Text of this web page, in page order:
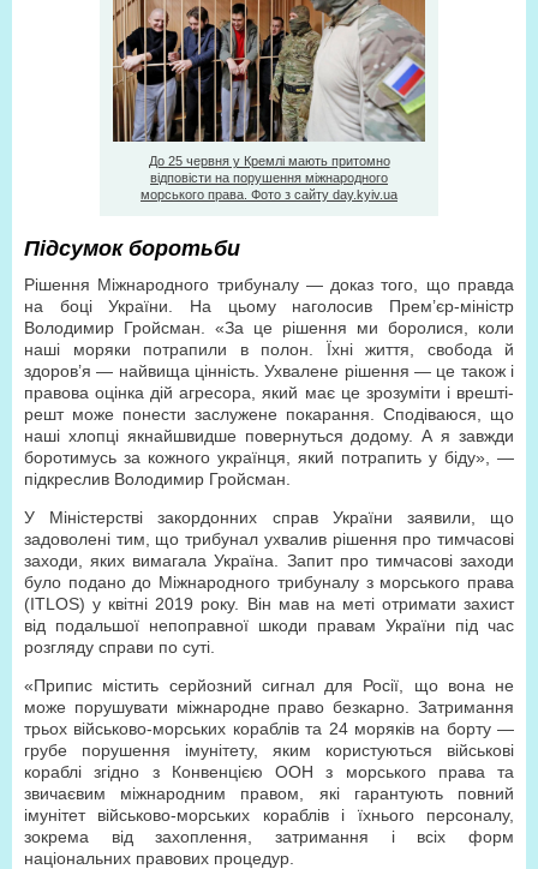
До 25 червня у Кремлі мають притомно
відповісти на порушення міжнародного
морського права. Фото з сайту day.kyiv.ua
Підсумок боротьби
Рішення Міжнародного трибуналу — доказ того, що правда
на боці України. На цьому наголосив Прем’єр-міністр
Володимир Гройсман. «За це рішення ми боролися, коли
наші моряки потрапили в полон. Їхні життя, свобода й
здоров’я — найвища цінність. Ухвалене рішення — це також і
правова оцінка дій агресора, який має це зрозуміти і врешті-
решт може понести заслужене покарання. Сподіваюся, що
наші хлопці якнайшвидше повернуться додому. А я завжди
боротимусь за кожного українця, який потрапить у біду», —
підкреслив Володимир Гройсман.
У Міністерстві закордонних справ України заявили, що
задоволені тим, що трибунал ухвалив рішення про тимчасові
заходи, яких вимагала Україна. Запит про тимчасові заходи
було подано до Міжнародного трибуналу з морського права
(ITLOS) у квітні 2019 року. Він мав на меті отримати захист
від подальшої непоправної шкоди правам України під час
розгляду справи по суті.
«Припис містить серйозний сигнал для Росії, що вона не
може порушувати міжнародне право безкарно. Затримання
трьох військово-морських кораблів та 24 моряків на борту —
грубе порушення імунітету, яким користуються військові
кораблі згідно з Конвенцією ООН з морського права та
звичаєвим міжнародним правом, які гарантують повний
імунітет військово-морських кораблів і їхнього персоналу,
зокрема від захоплення, затримання і всіх форм
національних правових процедур.